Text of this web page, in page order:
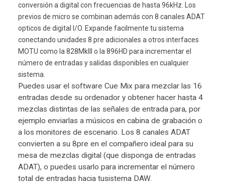
conversión a digital con frecuencias de hasta 96kHz. Los
previos de micro se combinan además con 8 canales ADAT
opticos de digital I/O. Expande facilmente tu sistema
conectando unidades 8 pre adicionales a otros interfaces
MOTU como la 828MkIII o la 896HD para incrementar el
número de entradas y salidas disponibles en cualquier
sistema.
Puedes usar el software Cue Mix para mezclar las 16
entradas desde su ordenador y obtener hacer hasta 4
mezclas distintas de las señales de entrada para, por
ejemplo enviarlas a músicos en cabina de grabación o
a los monitores de escenario. Los 8 canales ADAT
convierten a su 8pre en el compañero ideal para su
mesa de mezclas digital (que disponga de entradas
ADAT), o puedes usarlo para incrementar el número
total de entradas hacia tusistema DAW.